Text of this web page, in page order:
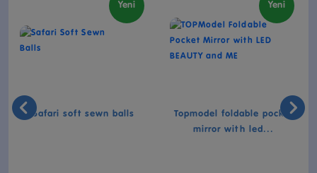
Yeni
Safari soft sewn balls
Yeni
Topmodel foldable pocket
mirror with led...